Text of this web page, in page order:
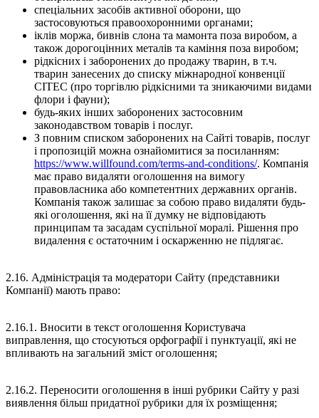
спеціальних засобів активної оборони, що
застосовуються правоохоронними органами;
іклів моржа, бивнів слона та мамонта поза виробом, а
також дорогоцінних металів та каміння поза виробом;
рідкісних і заборонених до продажу тварин, в т.ч.
тварин занесених до списку міжнародної конвенції
СІТЕС (про торгівлю рідкісними та зникаючими видами
флори і фауни);
будь-яких інших заборонених застосовним
законодавством товарів і послуг.
З повним списком заборонених на Сайті товарів, послуг
і пропозицій можна ознайомитися за посиланням:
https://www.willfound.com/terms-and-conditions/. Компанія
має право видаляти оголошення на вимогу
правовласника або компетентних державних органів.
Компанія також залишає за собою право видаляти будь-
які оголошення, які на її думку не відповідають
принципам та засадам суспільної моралі. Рішення про
видалення є остаточним і оскарженню не підлягає.
2.16. Адміністрація та модератори Сайту (представники
Компанії) мають право:
2.16.1. Вносити в текст оголошення Користувача
виправлення, що стосуються орфографії і пунктуації, які не
впливають на загальний зміст оголошення;
2.16.2. Переносити оголошення в інші рубрики Сайту у разі
виявлення більш придатної рубрики для їх розміщення;